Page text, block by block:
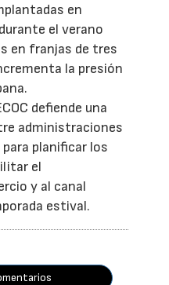
en
el verano
en franjas de tres
la presión
defiende una
administraciones
planificar los
el
y al canal
estival.